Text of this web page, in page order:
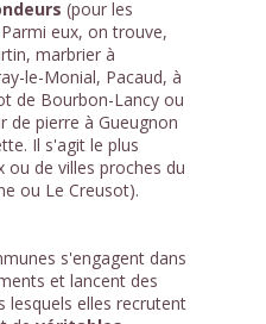
(pour les
eux, on trouve,
marbrier à
le-Monial, Pacaud, à
de Bourbon-Lancy ou
de pierre à Gueugnon
Il s'agit le plus
ou de villes proches du
ou Le Creusot).
s'engagent dans
et lancent des
lesquels elles recrutent